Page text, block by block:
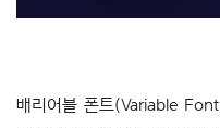
배리어블 폰트(Variable